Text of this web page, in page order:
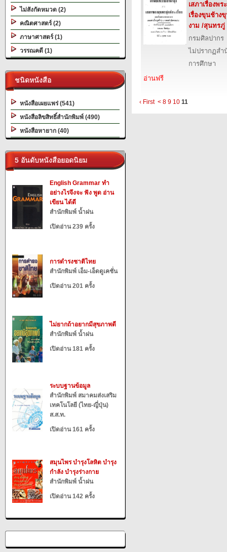
ไม่สังกัดหมวด (2)
คณิตศาสตร์ (2)
ภาษาศาสตร์ (1)
วรรณคดี (1)
ชนิดหนังสือ
หนังสือเผยแพร่ (541)
หนังสือลิขสิทธิ์สำนักพิมพ์ (490)
หนังสือหายาก (40)
5 อันดับหนังสือยอดนิยม
English Grammar ทำ
อย่างไรจึงจะ ฟัง พูด อ่าน
เขียน ได้ดี
สำนักพิมพ์ น้ำฝน
เปิดอ่าน 239 ครั้ง
การดำรงชาติไทย
สำนักพิมพ์ เอ็ม-เอ็ดดูเคชั่น
เปิดอ่าน 201 ครั้ง
ไม่ยากถ้าอยากมีสุขภาพดี
สำนักพิมพ์ น้ำฝน
เปิดอ่าน 181 ครั้ง
ระบบฐานข้อมูล
สำนักพิมพ์ สมาคมส่งเสริม
เทคโนโลยี (ไทย-ญี่ปุ่น)
ส.ส.ท.
เปิดอ่าน 161 ครั้ง
สมุนไพร บำรุงโลหิต บำรุง
กำลัง บำรุงร่างกาย
สำนักพิมพ์ น้ำฝน
เปิดอ่าน 142 ครั้ง
เสภาเรื่องพ
เรื่องขุนช้าง
งาม /สุนทรภู่
กรมศิลปากร
ไม่ปรากฏส
การศึกษา
อ่านฟรี
‹ First < 8 9 10 11